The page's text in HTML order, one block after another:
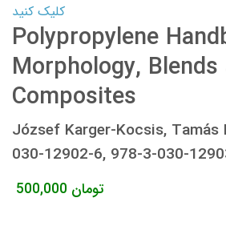
کلیک کنید
Polypropylene
Morphology, Blends
Composites
József Karger-Kocsis, Tamás
030-12902-6, 978-3-030-
500,000 تومان